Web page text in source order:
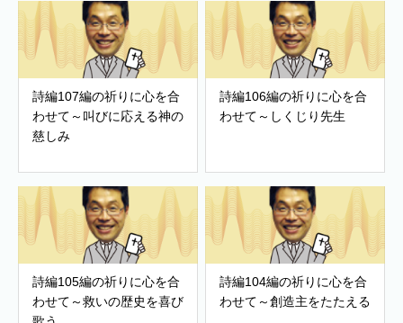
詩編107編の祈りに心を合
わせて～叫びに応える神の
慈しみ
詩編106編の祈りに心を合
わせて～しくじり先生
詩編105編の祈りに心を合
わせて～救いの歴史を喜び
詩編104編の祈りに心を合
わせて～創造主をたたえる